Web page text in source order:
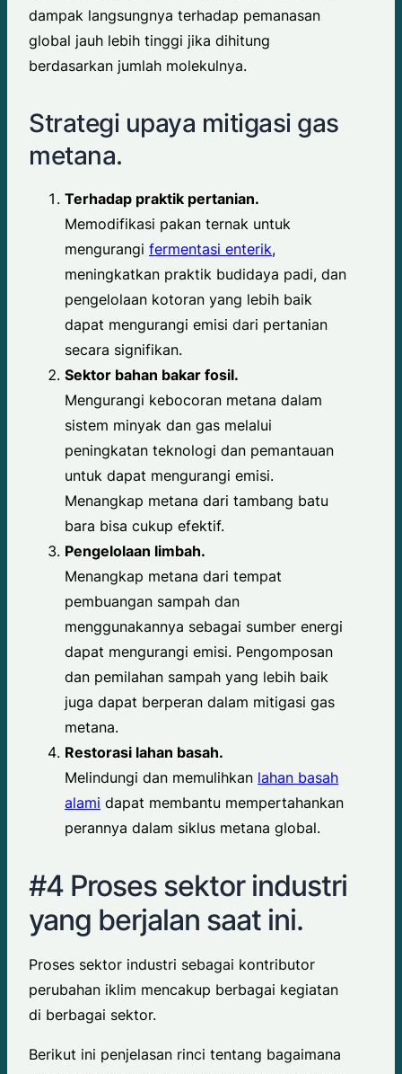
dampak langsungnya terhadap pemanasan
global jauh lebih tinggi jika dihitung
berdasarkan jumlah molekulnya.
Strategi upaya mitigasi gas
metana.
Terhadap praktik pertanian.
Memodifikasi pakan ternak untuk
mengurangi fermentasi enterik,
meningkatkan praktik budidaya padi, dan
pengelolaan kotoran yang lebih baik
dapat mengurangi emisi dari pertanian
secara signifikan.
Sektor bahan bakar fosil.
Mengurangi kebocoran metana dalam
sistem minyak dan gas melalui
peningkatan teknologi dan pemantauan
untuk dapat mengurangi emisi.
Menangkap metana dari tambang batu
bara bisa cukup efektif.
Pengelolaan limbah.
Menangkap metana dari tempat
pembuangan sampah dan
menggunakannya sebagai sumber energi
dapat mengurangi emisi. Pengomposan
dan pemilahan sampah yang lebih baik
juga dapat berperan dalam mitigasi gas
metana.
Restorasi lahan basah.
Melindungi dan memulihkan lahan basah
alami dapat membantu mempertahankan
perannya dalam siklus metana global.
#4 Proses sektor industri
yang berjalan saat ini.
Proses sektor industri sebagai kontributor
perubahan iklim mencakup berbagai kegiatan
di berbagai sektor.
Berikut ini penjelasan rinci tentang bagaimana